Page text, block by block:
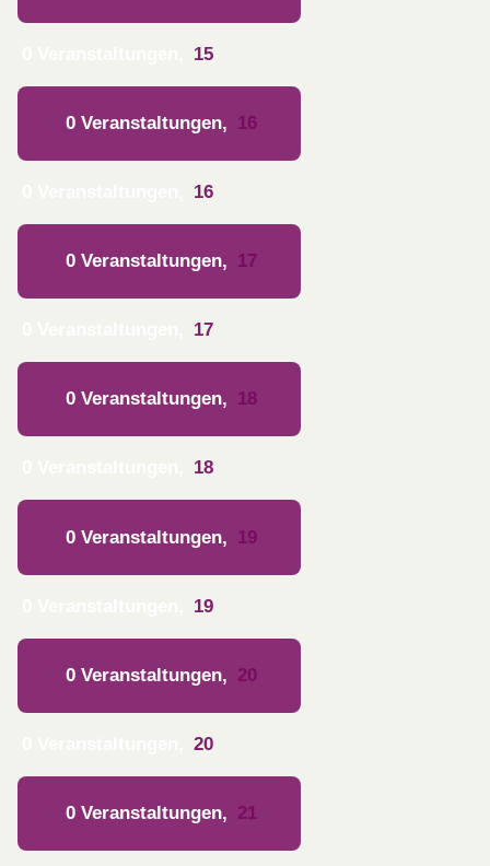
15
0 Veranstaltungen, 16
16
0 Veranstaltungen, 17
17
0 Veranstaltungen, 18
18
0 Veranstaltungen, 19
19
0 Veranstaltungen, 20
20
0 Veranstaltungen, 21